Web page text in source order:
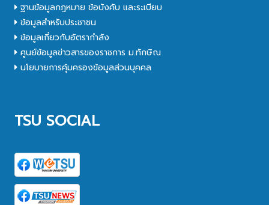
ฐานข้อมูลกฎหมาย ข้อบังคับ และระเบียบ
ข้อมูลสำหรับประชาชน
ข้อมูลเกี่ยวกับอัตรากำลัง
ศูนย์ข้อมูลข่าวสารของราชการ ม.ทักษิณ
นโยบายการคุ้มครองข้อมูลส่วนบุคคล
TSU SOCIAL